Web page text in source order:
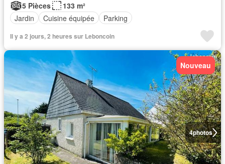
5 Pièces
133 m²
Jardin
Cuisine équipée Parking
Il y a 2 jours, 2 heures sur Leboncoin
4photos
Nouveau